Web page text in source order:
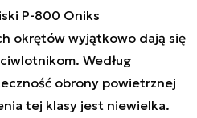
P-800 Oniks
okrętów wyjątkowo dają się
Według
obrony powietrznej
tej klasy jest niewielka.